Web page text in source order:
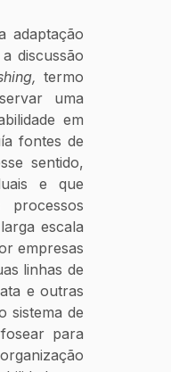
adaptação
discussão
termo
uma
em
fontes de
sentido,
e que
processos
escala
empresas
linhas de
e outras
sistema de
para